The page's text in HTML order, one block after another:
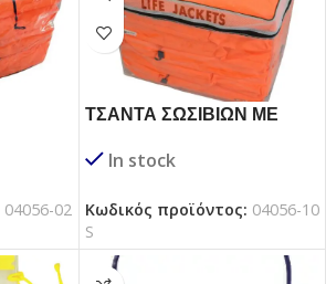
04056-02
ΤΣΑΝΤΑ ΣΩΣΙΒΙΩΝ ΜΕ
In stock
Κωδικός προϊόντος: 04056-10
S